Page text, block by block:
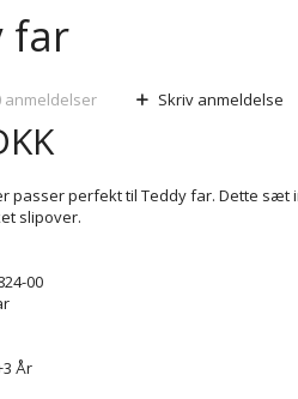
far
anmeldelser Skriv anmeldelse
passer perfekt til Teddy far. Dette sæt
slipover.
00
År